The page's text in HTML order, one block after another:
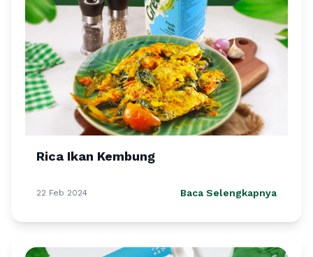
Rica Ikan Kembung
22 Feb 2024 Baca Selengkapnya